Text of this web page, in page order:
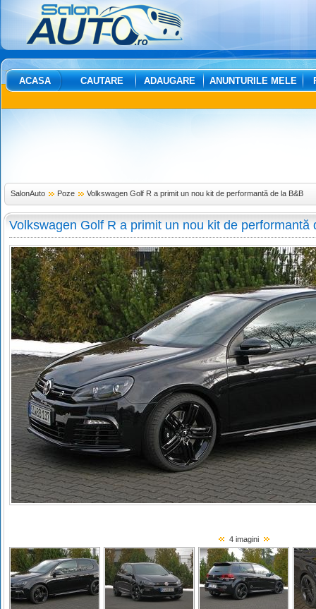
ACASA CAUTARE ADAUGARE ANUNTURILE MELE
SalonAuto Poze Volkswagen Golf R a primit un nou kit de performantă de la B&B
Volkswagen Golf R a primit un nou kit de performantă
4 imagini